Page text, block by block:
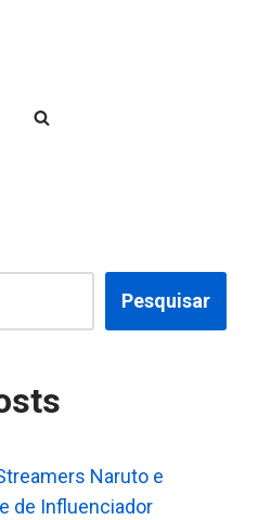
Pesquisar
Naruto e
de Influenciador